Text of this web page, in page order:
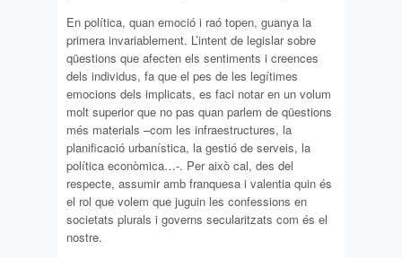
En política, quan emoció i raó topen, guanya la
primera invariablement. L’intent de legislar sobre
qüestions que afecten els sentiments i creences
dels individus, fa que el pes de les legítimes
emocions dels implicats, es faci notar en un volum
molt superior que no pas quan parlem de qüestions
més materials –com les infraestructures, la
planificació urbanística, la gestió de serveis, la
política econòmica…-. Per això cal, des del
respecte, assumir amb franquesa i valentia quin és
el rol que volem que juguin les confessions en
societats plurals i governs secularitzats com és el
nostre.